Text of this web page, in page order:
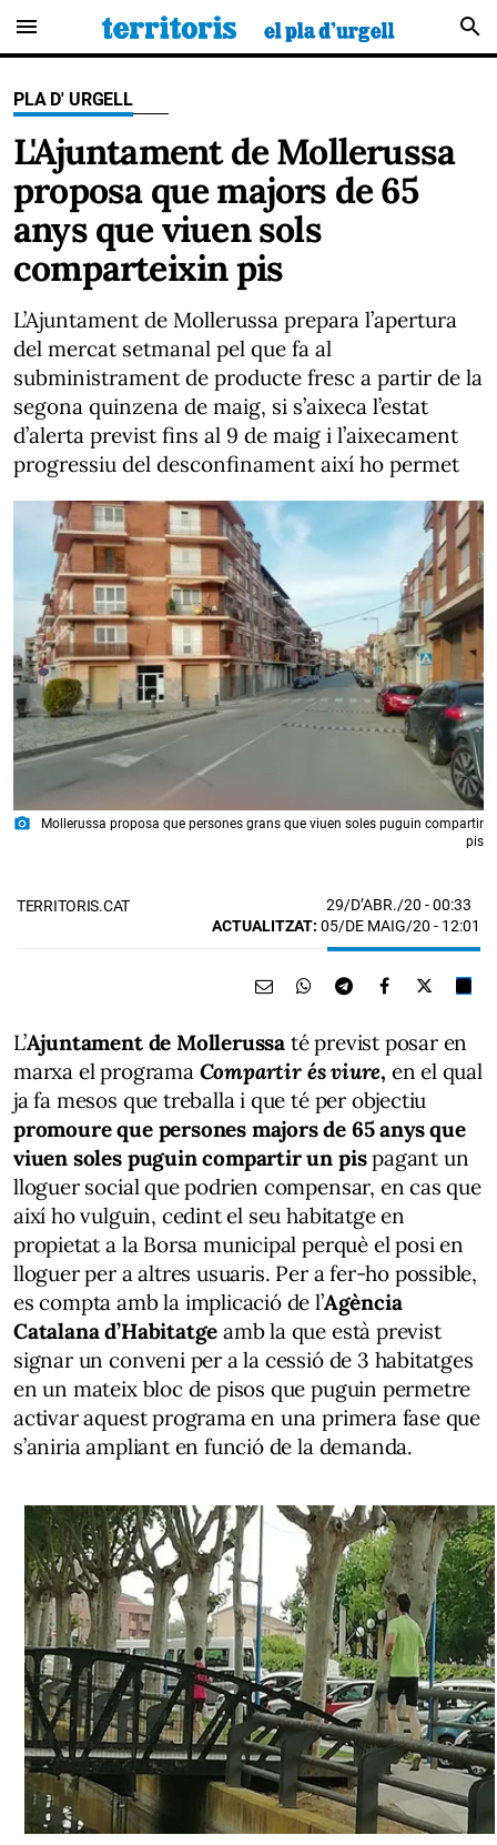
menu search
PLA D' URGELL
L'Ajuntament de Mollerussa
proposa que majors de 65
anys que viuen sols
comparteixin pis
L’Ajuntament de Mollerussa prepara l’apertura
del mercat setmanal pel que fa al
subministrament de producte fresc a partir de la
segona quinzena de maig, si s’aixeca l’estat
d’alerta previst fins al 9 de maig i l’aixecament
progressiu del desconfinament així ho permet
photo_camera
Mollerussa proposa que persones grans que viuen soles puguin compartir
pis
TERRITORIS.CAT 29/D’ABR./20 - 00:33
ACTUALITZAT: 05/DE MAIG/20 - 12:01
L’Ajuntament de Mollerussa té previst posar en
marxa el programa Compartir és viure, en el qual
ja fa mesos que treballa i que té per objectiu
promoure que persones majors de 65 anys que
viuen soles puguin compartir un pispagant un
lloguer social que podrien compensar, en cas que
així ho vulguin, cedint el seu habitatge en
propietat a la Borsa municipal perquè el posi en
lloguer per a altres usuaris. Per a fer-ho possible,
es compta amb la implicació de l’Agència
Catalana d’Habitatge amb la que està previst
signar un conveni per a la cessió de 3 habitatges
en un mateix bloc de pisos que puguin permetre
activar aquest programa en una primera fase que
s’aniria ampliant en funció de la demanda.